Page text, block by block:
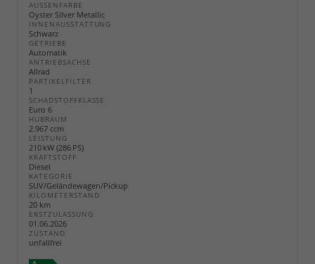
AUSSENFARBE
Oyster Silver Metallic
INNENAUSSTATTUNG
Schwarz
GETRIEBE
Automatik
ANTRIEBSACHSE
Allrad
PARTIKELFILTER
1
SCHADSTOFFKLASSE
Euro 6
HUBRAUM
2.967 ccm
LEISTUNG
210 kW (286 PS)
KRAFTSTOFF
Diesel
KATEGORIE
SUV/Geländewagen/Pickup
KILOMETERSTAND
20 km
ERSTZULASSUNG
01.06.2026
ZUSTAND
unfallfrei